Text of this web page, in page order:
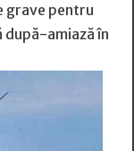
grave pentru
după-amiază în